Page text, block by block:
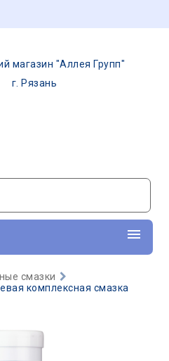
магазин "Аллея Групп"
г. Рязань
смазки
комплексная смазка